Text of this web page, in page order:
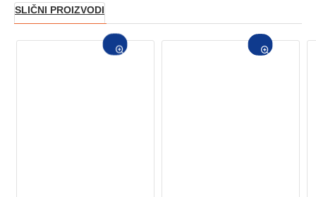
SLIČNI PROIZVODI